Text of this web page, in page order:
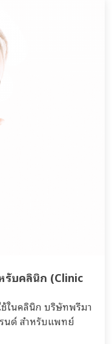
รับคลินิก (Clinic
ในคลินิก บริษัทพรีมา
นด์ สำหรับแพทย์